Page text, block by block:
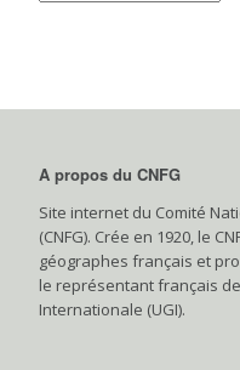
A propos du CNFG
Site internet du Comité
(CNFG). Crée en 1920, le
géographes français et
le représentant français
Internationale (UGI).